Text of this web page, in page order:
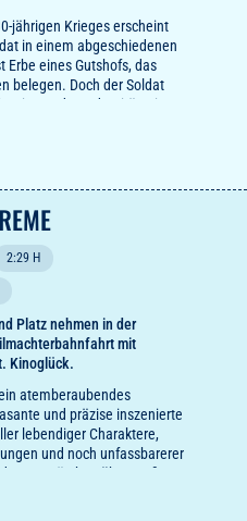
jährigen Krieges erscheint
in einem abgeschiedenen
Erbe eines Gutshofs, das
belegen. Doch der Soldat
eine andere Identität, einen
anderes Geschlecht. Auch
mit der Bauerntochter wird
Kinoereignis.
einer Land- und
obwohl als eine Weibs-
zum Trotz unter falschem
betragen, und viel üble
2:29 H
Platz nehmen in der
mit
Kinoglück.
atemberaubendes
und präzise inszenierte
lebendiger Charaktere,
und noch unfassbarerer
Märchen über große
schmutzigen Realität des